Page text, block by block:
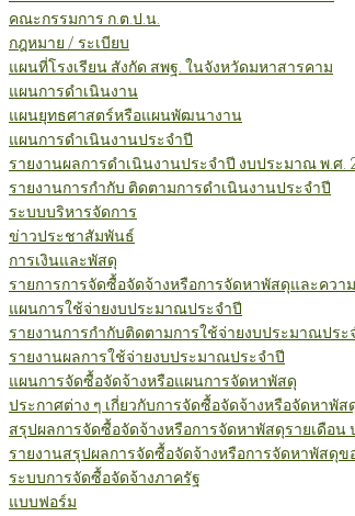
คณะกรรมการ ก.ต.ป.น.
กฎหมาย / ระเบียบ
แผนที่โรงเรียน สังกัด สพฐ. ในจังหวัดมหาสารคาม
แผนการดำเนินงาน
แผนยุทธศาสตร์หรือแผนพัฒนางาน
แผนการดำเนินงานประจำปี
รายงานผลการดำเนินงานประจำปี งบประมาณ พ.ศ.
รายงานการกำกับ ติดตามการดำเนินงานประจำปี
ระบบบริหารจัดการ
ข่าวประชาสัมพันธ์
การเงินและพัสดุ
รายการการจัดซื้อจัดจ้างหรือการจัดหาพัสดุและคว
แผนการใช้จ่ายงบประมาณประจำปี
รายงานการกำกับติดตามการใช้จ่ายงบประมาณประ
รายงานผลการใช้จ่ายงบประมาณประจำปี
แผนการจัดซื้อจัดจ้างหรือแผนการจัดหาพัสดุ
ประกาศต่าง ๆ เกี่ยวกับการจัดซื้อจัดจ้างหรือจัดหาพัส
สรุปผลการจัดซื้อจัดจ้างหรือการจัดหาพัสดุรายเดือน
รายงานสรุปผลการจัดซื้อจัดจ้างหรือการจัดหาพัสดุ
ระบบการจัดซื้อจัดจ้างภาครัฐ
แบบฟอร์ม